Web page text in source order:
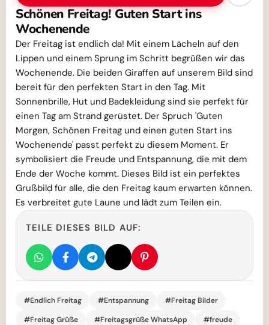
Schönen Freitag! Guten Start ins
Wochenende
Der Freitag ist endlich da! Mit einem Lächeln auf den
Lippen und einem Sprung im Schritt begrüßen wir das
Wochenende. Die beiden Giraffen auf unserem Bild sind
bereit für den perfekten Start in den Tag. Mit
Sonnenbrille, Hut und Badekleidung sind sie perfekt für
einen Tag am Strand gerüstet. Der Spruch 'Guten
Morgen, Schönen Freitag und einen guten Start ins
Wochenende' passt perfekt zu diesem Moment. Er
symbolisiert die Freude und Entspannung, die mit dem
Ende der Woche kommt. Dieses Bild ist ein perfektes
Grußbild für alle, die den Freitag kaum erwarten können.
Es verbreitet gute Laune und lädt zum Teilen ein.
TEILE DIESES BILD AUF:
#Endlich Freitag #Entspannung
#Freitag Bilder
#Freitag Grüße
#Freitagsgrüße WhatsApp
#freude